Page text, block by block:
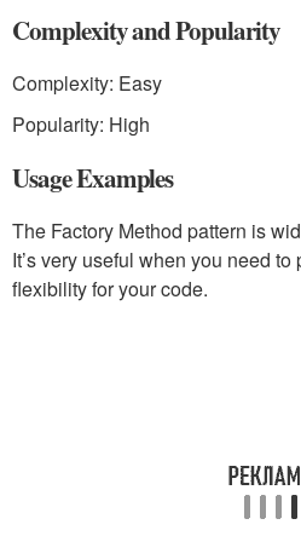
Complexity and Popularity
Complexity: Easy
Popularity: High
Usage Examples
The Factory Method pattern is
It’s very useful when you need
flexibility for your code.